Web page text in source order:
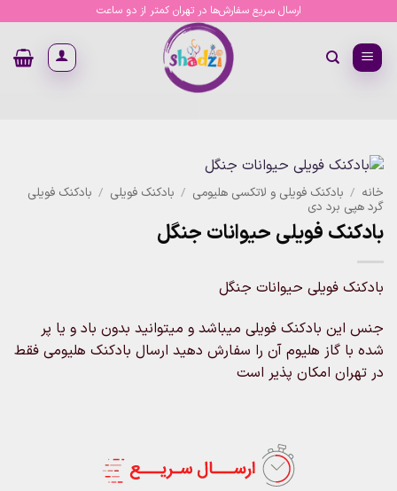
content
ارسال سریع سفارش‌ها در تهران کمتر از دو ساعت
خانه / بادکنک فویلی و لاتکسی هلیومی / بادکنک فویلی / بادکنک فویلی
گرد هپی برد دی
بادکنک فویلی حیوانات جنگل
بادکنک فویلی حیوانات جنگل
جنس این بادکنک فویلی میباشد و میتوانید بدون باد و یا پر
شده با گاز هلیوم آن را سفارش دهید ارسال بادکنک هلیومی فقط
در تهران امکان پذیر است